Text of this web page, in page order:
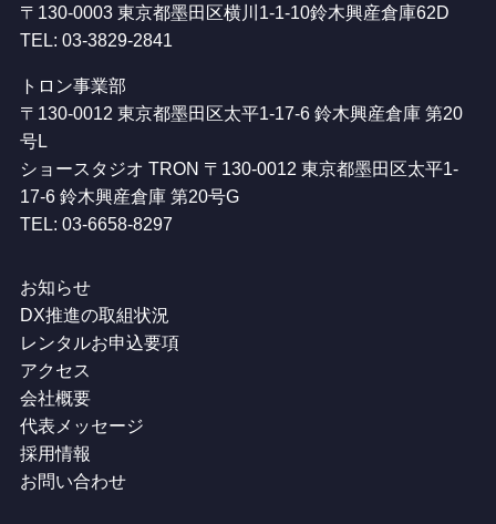
〒130-0003 東京都墨田区横川1-1-10鈴木興産倉庫62D
TEL: 03-3829-2841
トロン事業部
〒130-0012 東京都墨田区太平1-17-6 鈴木興産倉庫 第20
号L
ショースタジオ TRON 〒130-0012 東京都墨田区太平1-
17-6 鈴木興産倉庫 第20号G
TEL: 03-6658-8297
お知らせ
DX推進の取組状況
レンタルお申込要項
アクセス
会社概要
代表メッセージ
採用情報
お問い合わせ